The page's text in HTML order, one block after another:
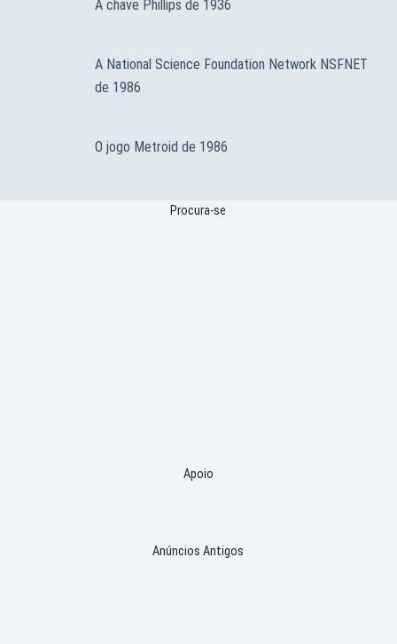
A chave Phillips de 1936
A National Science Foundation Network NSFNET
de 1986
O jogo Metroid de 1986
Procura-se
Apoio
Anúncios Antigos